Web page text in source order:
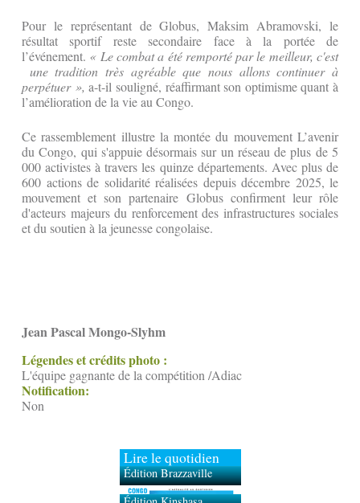
Pour le représentant de Globus, Maksim Abramovski, le
résultat sportif reste secondaire face à la portée de
l’événement. « Le combat a été remporté par le meilleur, c'est
une tradition très agréable que nous allons continuer à
perpétuer », a-t-il souligné, réaffirmant son optimisme quant à
l’amélioration de la vie au Congo.
Ce rassemblement illustre la montée du mouvement L’avenir
du Congo, qui s'appuie désormais sur un réseau de plus de 5
000 activistes à travers les quinze départements. Avec plus de
600 actions de solidarité réalisées depuis décembre 2025, le
mouvement et son partenaire Globus confirment leur rôle
d'acteurs majeurs du renforcement des infrastructures sociales
et du soutien à la jeunesse congolaise.
Jean Pascal Mongo-Slyhm
Légendes et crédits photo :
L'équipe gagnante de la compétition /Adiac
Notification:
Non
Lire le quotidien
Édition Brazzaville
Édition Kinshasa